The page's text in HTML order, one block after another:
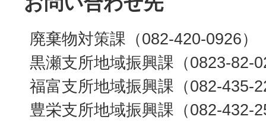
廃棄物対策課（082-420-0926）
黒瀬支所地域振興課（0823-82-
福富支所地域振興課（082-435-
豊栄支所地域振興課（082-432-